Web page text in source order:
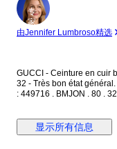
专
家
由Jennifer Lumbroso精选
GUCCI - Ceinture en cuir
32 - Très bon état général. Fabriquée en Italie - Code produit, authenticité
: 449716 . BMJON . 80 .
avec l'inscription "Gucci" gravée. Dimensions : Longueur
Largeur du cuir 4 cm -
显示所有信息